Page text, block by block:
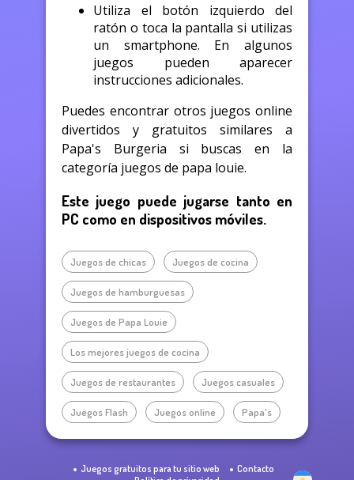
Utiliza el botón izquierdo del
ratón o toca la pantalla si utilizas
un smartphone. En algunos
juegos pueden aparecer
instrucciones adicionales.
Puedes encontrar otros juegos online
divertidos y gratuitos similares a
Papa's Burgeria si buscas en la
categoría juegos de papa louie.
Este juego puede jugarse tanto en
PC como en dispositivos móviles.
Juegos de chicas Juegos de cocina
Juegos de hamburguesas
Juegos de Papa Louie
Los mejores juegos de cocina
Juegos de restaurantes Juegos casuales
Juegos Flash Juegos online Papa's
Juegos gratuitos para tu sitio web
Contacto